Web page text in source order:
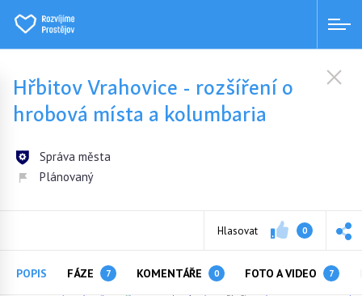
Hřbitov Vrahovice - rozšíření o
hrobová místa a kolumbaria
Správa města
Plánovaný
Hlasovat 0
POPIS FÁZE 7 KOMENTÁŘE 0 FOTO A VIDEO 7